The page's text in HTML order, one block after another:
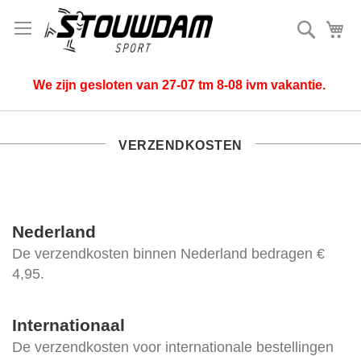
Zoek
We zijn gesloten van 27-07 tm 8-08 ivm vakantie.
VERZENDKOSTEN
Nederland
De verzendkosten binnen Nederland bedragen €
4,95.
Internationaal
De verzendkosten voor internationale bestellingen